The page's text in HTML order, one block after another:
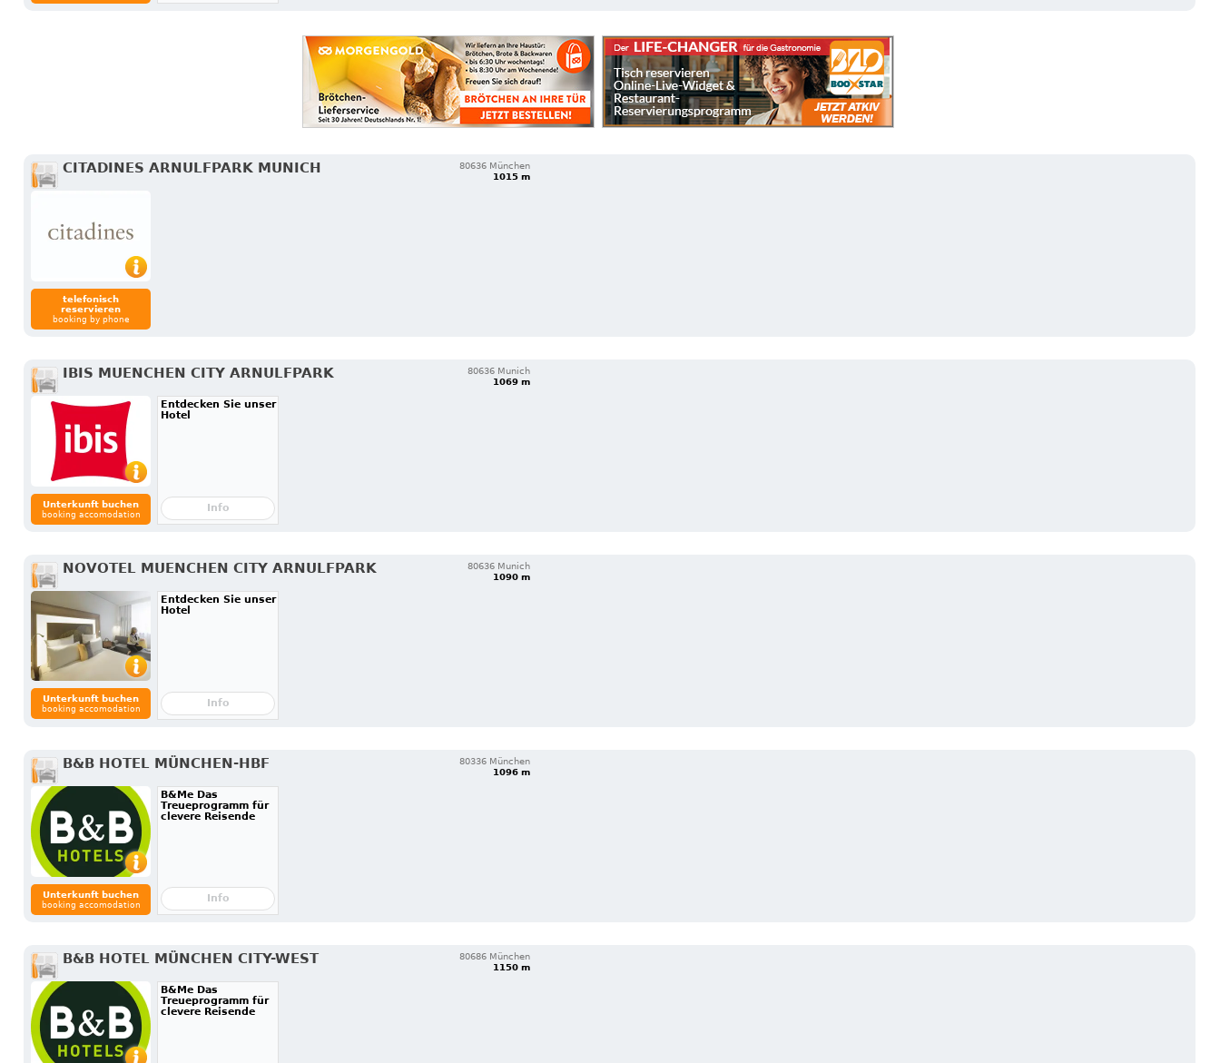
CITADINES ARNULFPARK MUNICH
80636 München
1015 m
telefonisch
reservieren
booking by phone
IBIS MUENCHEN CITY ARNULFPARK
80636 Munich
1069 m
Unterkunft buchen
booking accomodation
Entdecken Sie unser
Hotel
Info
NOVOTEL MUENCHEN CITY ARNULFPARK
80636 Munich
1090 m
Unterkunft buchen
booking accomodation
Entdecken Sie unser
Hotel
Info
B&B HOTEL MÜNCHEN-HBF
80336 München
1096 m
Unterkunft buchen
booking accomodation
B&Me Das
Treueprogramm für
clevere Reisende
Info
B&B HOTEL MÜNCHEN CITY-WEST
80686 München
1150 m
B&Me Das
Treueprogramm für
clevere Reisende